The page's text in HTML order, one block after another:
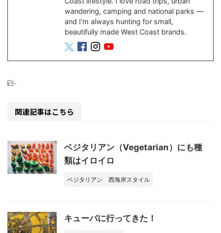
wandering, camping and national parks —
and I’m always hunting for small,
beautifully made West Coast brands.
-
関連記事はこちら
ベジタリアン（Vegetarian）にも種
類はイロイロ
ベジタリアン 西海岸スタイル
キューバに行ってきた！